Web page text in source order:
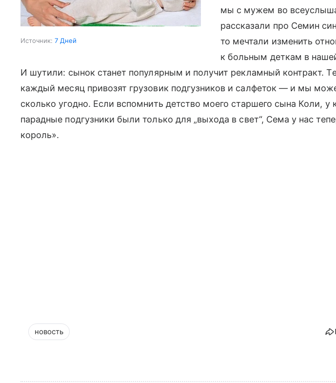
Источник: 7 Дней
мы с мужем во
рассказали про Семин
то мечтали изменить
к больным деткам в
И шутили: сынок станет популярным и получит рекламный контракт.
каждый месяц привозят грузовик подгузников и салфеток — и мы
сколько угодно. Если вспомнить детство моего старшего сына Коли, у
парадные подгузники были только для „выхода в свет“, Сема у нас
король».
новость